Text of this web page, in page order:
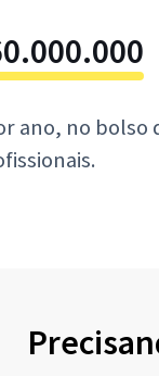
ano, no bolso